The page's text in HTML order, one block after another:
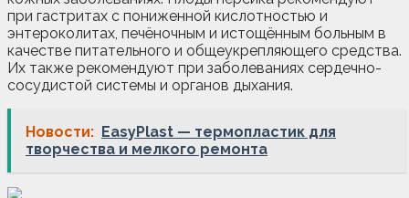
при гастритах с пониженной кислотностью и
энтероколитах, печёночным и истощённым больным в
качестве питательного и общеукрепляющего средства.
Их также рекомендуют при заболеваниях сердечно-
сосудистой системы и органов дыхания.
Новости: EasyPlast — термопластик для
творчества и мелкого ремонта